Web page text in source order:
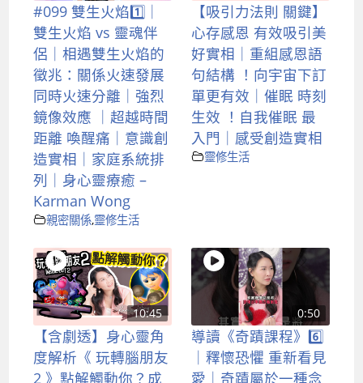
#099 雙生火焰1️⃣｜
雙生火焰 vs 靈魂伴
侶｜相遇雙生火焰的
徵兆：關係火速發展
同時火速分離｜強烈
鏡像效應 ｜超越時間
距離 喚醒痛｜意識創
造實相｜家庭系統排
列｜身心靈療癒 –
Karman Wong
親密關係,靈修生活
【吸引力法則 關鍵】
心存感恩 有效吸引美
好實相｜重組感恩語
句結構 ！向宇宙下訂
單更有效｜催眠 時刻
生效 ！自我催眠 最
入門｜感受創造實相
靈修生活
10:45
【含劇透】身心靈角
度解析《 玩轉腦朋友
2 》點解觸動你？成
0:50
導讀《奇蹟課程》6️⃣
｜釋懷恐懼 重新看見
愛｜奇蹟屬於一種念